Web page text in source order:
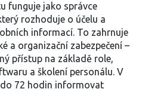
funguje jako správce
rozhoduje o účelu a
informací. To zahrnuje
a organizační zabezpečení –
přístup na základě role,
a školení personálu. V
72 hodin informovat